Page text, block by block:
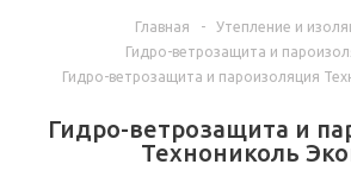
Главная - Утепление и
Гидро-ветрозащита и
Гидро-ветрозащита и пароизоляция
Гидро-ветрозащита и
Технониколь